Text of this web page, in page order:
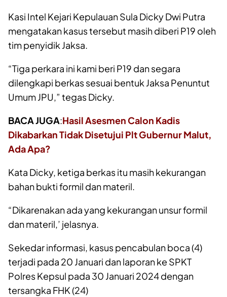
Kasi Intel Kejari Kepulauan Sula Dicky Dwi Putra
mengatakan kasus tersebut masih diberi P19 oleh
tim penyidik Jaksa.
“Tiga perkara ini kami beri P19 dan segara
dilengkapi berkas sesuai bentuk Jaksa Penuntut
Umum JPU,” tegas Dicky.
BACA JUGA:Hasil Asesmen Calon Kadis
Dikabarkan Tidak Disetujui Plt Gubernur Malut,
Ada Apa?
Kata Dicky, ketiga berkas itu masih kekurangan
bahan bukti formil dan materil.
“Dikarenakan ada yang kekurangan unsur formil
dan materil,’ jelasnya.
Sekedar informasi, kasus pencabulan boca (4)
terjadi pada 20 Januari dan laporan ke SPKT
Polres Kepsul pada 30 Januari 2024 dengan
tersangka FHK (24)